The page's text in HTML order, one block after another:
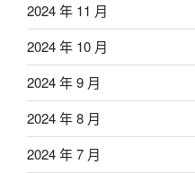
2024 年 11 月
2024 年 10 月
2024 年 9 月
2024 年 8 月
2024 年 7 月